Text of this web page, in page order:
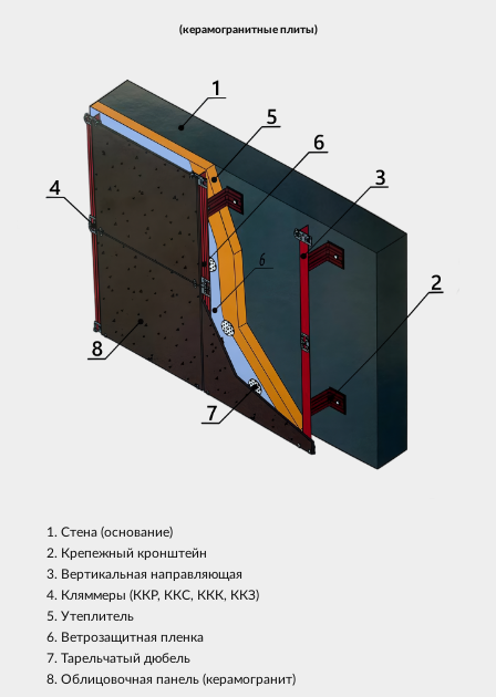
(керамогранитные плиты)
Стена (основание)
Крепежный кронштейн
Вертикальная направляющая
Кляммеры (ККР, ККС, ККК, ККЗ)
Утеплитель
Ветрозащитная пленка
Тарельчатый дюбель
Облицовочная панель (керамогранит)